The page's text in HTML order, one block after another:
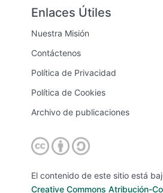
Enlaces Útiles
Nuestra Misión
Contáctenos
Política de Privacidad
Política de Cookies
Archivo de publicaciones
El contenido de este sitio está
Creative Commons Atribución-